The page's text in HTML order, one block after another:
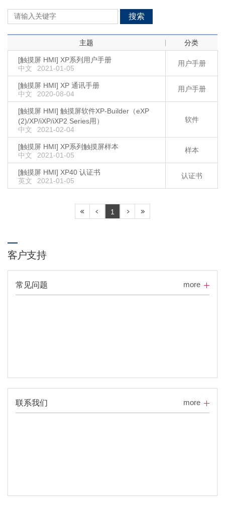
搜索
主题 分类
[触摸屏 HMI] XP系列用户手册
中文
2021-01-05
用户手册
[触摸屏 HMI] XP 通讯手册
中文
2020-08-04
用户手册
[触摸屏 HMI] 触摸屏软件XP-Builder（eXP
(2)/XP/iXP/iXP2 Series用）
中文
2021-02-04
软件
[触摸屏 HMI] XP系列触摸屏样本
中文
2021-01-05
样本
[触摸屏 HMI] XP40 认证书
英文
2021-01-05
认证书
1
客户支持
常见问题 more
联系我们 more